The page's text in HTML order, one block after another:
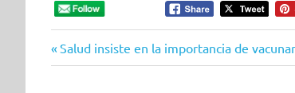
Navegación
Entrada
anterior:
Salud insiste en la importancia de